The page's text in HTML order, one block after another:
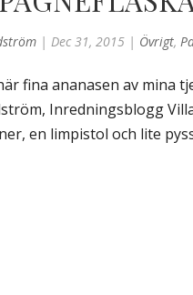
|Dec 31, 2015 | Övrigt,
fina ananasen av mina
Inredningsblogg
en limpistol och lite